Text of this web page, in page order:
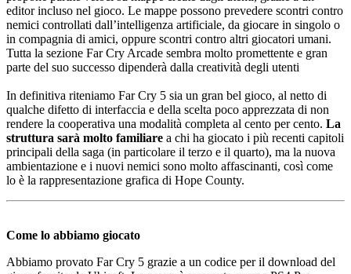
editor incluso nel gioco. Le mappe possono prevedere scontri contro
nemici controllati dall’intelligenza artificiale, da giocare in singolo o
in compagnia di amici, oppure scontri contro altri giocatori umani.
Tutta la sezione Far Cry Arcade sembra molto promettente e gran
parte del suo successo dipenderà dalla creatività degli utenti
In definitiva riteniamo Far Cry 5 sia un gran bel gioco, al netto di
qualche difetto di interfaccia e della scelta poco apprezzata di non
rendere la cooperativa una modalità completa al cento per cento. La
struttura sarà molto familiare a chi ha giocato i più recenti capitoli
principali della saga (in particolare il terzo e il quarto), ma la nuova
ambientazione e i nuovi nemici sono molto affascinanti, così come
lo è la rappresentazione grafica di Hope County.
Come lo abbiamo giocato
Abbiamo provato Far Cry 5 grazie a un codice per il download del